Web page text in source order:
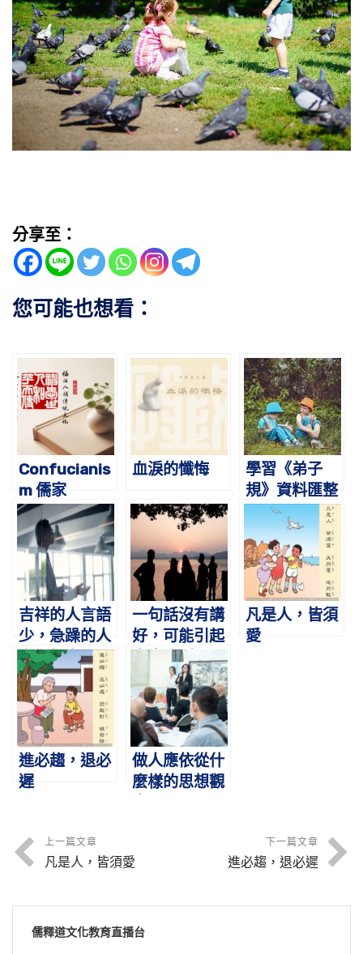
分享至：
您可能也想看：
Confucianis
m 儒家
血淚的懺悔
學習《弟子
規》資料匯整
吉祥的人言語
少，急躁的人
言語很多
一句話沒有講
好，可能引起
家庭分裂。
凡是人，皆須
愛
進必趨，退必
遲
做人應依從什
麼樣的思想觀
上一篇文章
凡是人，皆須愛
下一篇文章
進必趨，退必遲
儒釋道文化教育直播台